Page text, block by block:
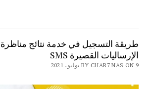
طريقة التسجيل في خدمة نتائج مناظرة
الإرساليات القصيرة SMS
BY CHAR7 NAS ON 9 يوليو، 2021